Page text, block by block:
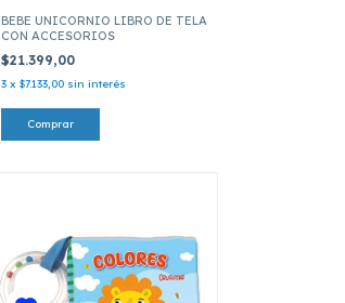
BEBE UNICORNIO LIBRO DE TELA
CON ACCESORIOS
$21.399,00
3 x $7.133,00 sin interés